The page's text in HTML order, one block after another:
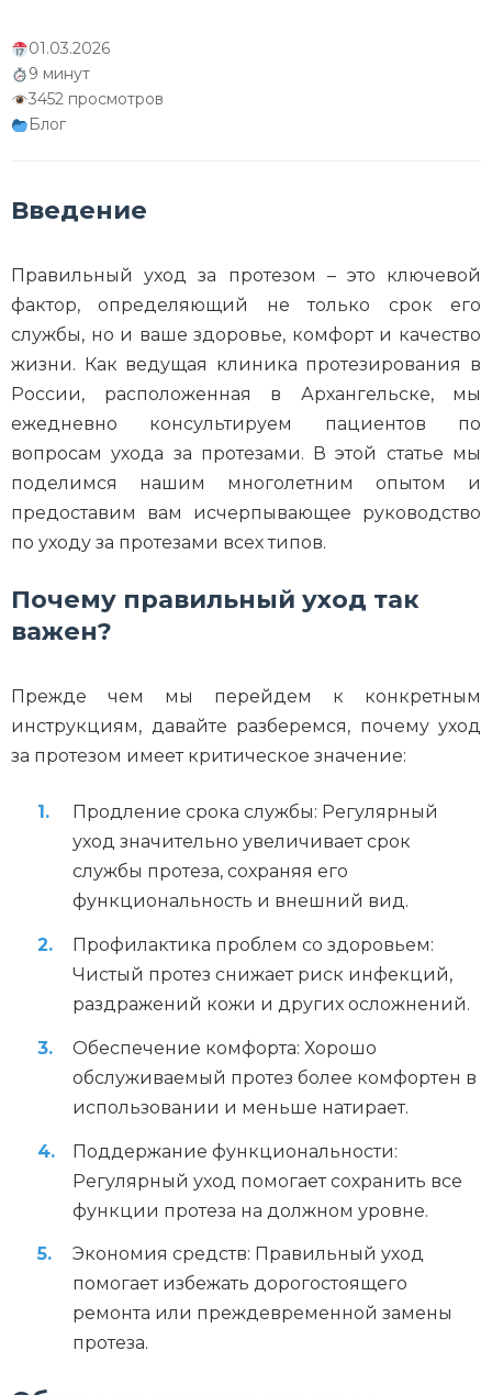
заболеваниях
Уход за протезами в экстремальных
условиях
Психологические аспекты ухода за
Заключение
01.03.2026
9 минут
3452 просмотров
Блог
Введение
Правильный уход за протезом – это ключевой
фактор, определяющий не только срок его
службы, но и ваше здоровье, комфорт и качество
жизни. Как ведущая клиника протезирования в
России, расположенная в Архангельске, мы
ежедневно консультируем пациентов по
вопросам ухода за протезами. В этой статье мы
поделимся нашим многолетним опытом и
предоставим вам исчерпывающее руководство
по уходу за протезами всех типов.
Почему правильный уход так
важен?
Прежде чем мы перейдем к конкретным
инструкциям, давайте разберемся, почему уход
за протезом имеет критическое значение:
Продление срока службы: Регулярный
уход значительно увеличивает срок
службы протеза, сохраняя его
функциональность и внешний вид.
Профилактика проблем со здоровьем:
Чистый протез снижает риск инфекций,
раздражений кожи и других осложнений.
Обеспечение комфорта: Хорошо
обслуживаемый протез более комфортен в
использовании и меньше натирает.
Поддержание функциональности:
Регулярный уход помогает сохранить все
функции протеза на должном уровне.
Экономия средств: Правильный уход
помогает избежать дорогостоящего
ремонта или преждевременной замены
протеза.